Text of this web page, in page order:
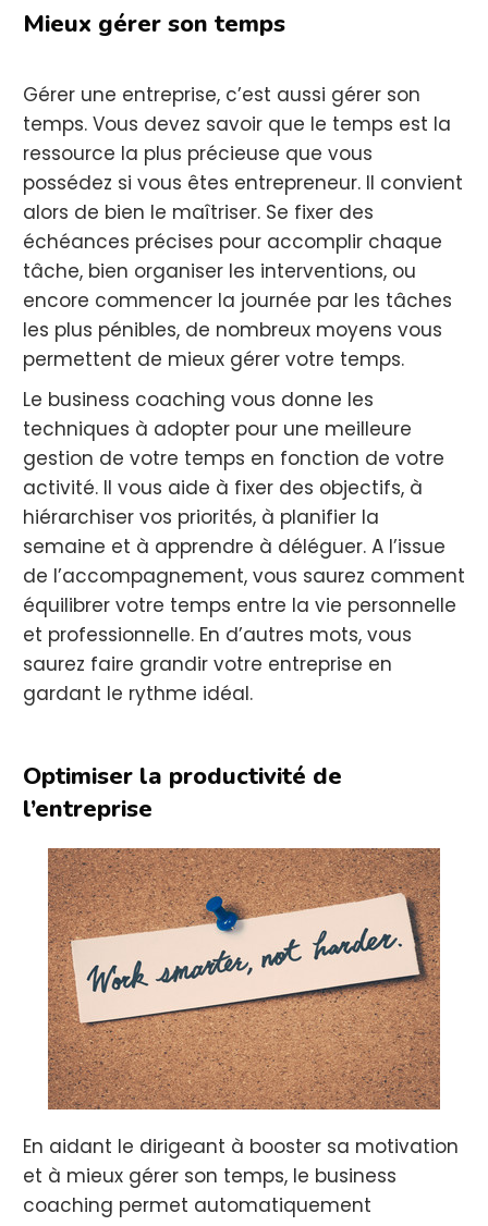
Mieux gérer son temps
Gérer une entreprise, c’est aussi gérer son
temps. Vous devez savoir que le temps est la
ressource la plus précieuse que vous
possédez si vous êtes entrepreneur. Il convient
alors de bien le maîtriser. Se fixer des
échéances précises pour accomplir chaque
tâche, bien organiser les interventions, ou
encore commencer la journée par les tâches
les plus pénibles, de nombreux moyens vous
permettent de mieux gérer votre temps.
Le business coaching vous donne les
techniques à adopter pour une meilleure
gestion de votre temps en fonction de votre
activité. Il vous aide à fixer des objectifs, à
hiérarchiser vos priorités, à planifier la
semaine et à apprendre à déléguer. A l’issue
de l’accompagnement, vous saurez comment
équilibrer votre temps entre la vie personnelle
et professionnelle. En d’autres mots, vous
saurez faire grandir votre entreprise en
gardant le rythme idéal.
Optimiser la productivité de
l’entreprise
En aidant le dirigeant à booster sa motivation
et à mieux gérer son temps, le business
coaching permet automatiquement